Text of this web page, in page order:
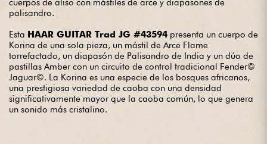
cuerpos de aliso con mástiles de arce y diapasones de
palisandro.
Esta HAAR GUITAR Trad JG #43594 presenta un cuerpo de
Korina de una sola pieza, un mástil de Arce Flame
torrefactado, un diapasón de Palisandro de India y un dúo de
pastillas Amber con un circuito de control tradicional Fender©
Jaguar©. La Korina es una especie de los bosques africanos,
una prestigiosa variedad de caoba con una densidad
significativamente mayor que la caoba común, lo que genera
un sonido más cristalino.